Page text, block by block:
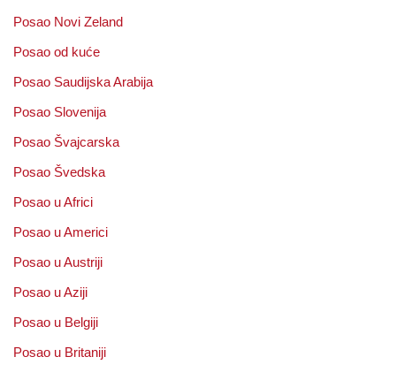
Posao Novi Zeland
Posao od kuće
Posao Saudijska Arabija
Posao Slovenija
Posao Švajcarska
Posao Švedska
Posao u Africi
Posao u Americi
Posao u Austriji
Posao u Aziji
Posao u Belgiji
Posao u Britaniji